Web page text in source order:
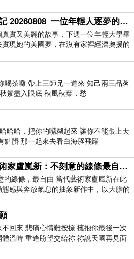
甩鍋的雙標團隊，最近民進黨
小朱週記 20260808_一位年輕人逐夢的真實故事
真實又美麗的故事，下週一位年輕大學畢
實現她的美國夢，在沒有家裡經濟奧援的
著自我努力工作累積出國基
喝茶囉 帶上三師兄一道來 知己兩三品茗
景盡入眼底 秋風秋葉，愁
哈哈，把你的嘴糊起來 讓你不能跟上天
點髒 那一起來去看白海豚飛躍
當代藝術家盧嵐新：不刻意的線條最自由，讓色彩流動、筆觸自己說話
的線條，最自由 當代藝術家盧嵐新在此
態感與奔放氣息的抽象新作中，以大膽的
白色畫布上揮灑、壓印與流淌
不回來 悲痛心情難按捺 擁抱你最後一次
體溫時 重逢盼望交給祢 祢說天國再見面
別離 他日靈魂再